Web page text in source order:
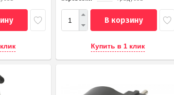
В корзину
Купить в 1 клик